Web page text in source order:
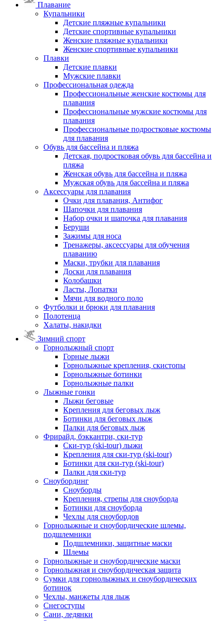
Плавание
Купальники
Детские пляжные купальники
Детские спортивные купальники
Женские пляжные купальники
Женские спортивные купальники
Плавки
Детские плавки
Мужские плавки
Профессиональная одежда
Профессиональные женские костюмы для
плавания
Профессиональные мужские костюмы для
плавания
Профессиональные подростковые костюмы
для плавания
Обувь для бассейна и пляжа
Детская, подростковая обувь для бассейна и
пляжа
Женская обувь для бассейна и пляжа
Мужская обувь для бассейна и пляжа
Аксессуары для плавания
Очки для плавания, Антифог
Шапочки для плавания
Набор очки и шапочка для плавания
Беруши
Зажимы для носа
Тренажеры, аксессуары для обучения
плаванию
Маски, трубки для плавания
Доски для плавания
Колобашки
Ласты, Лопатки
Мячи для водного поло
Футболки и брюки для плавания
Полотенца
Халаты, накидки
Зимний спорт
Горнолыжный спорт
Горные лыжи
Горнолыжные крепления, скистопы
Горнолыжные ботинки
Горнолыжные палки
Лыжные гонки
Лыжи беговые
Крепления для беговых лыж
Ботинки для беговых лыж
Палки для беговых лыж
Фрирайд, бэккантри, ски-тур
Ски-тур (ski-tour) лыжи
Крепления для ски-тур (ski-tour)
Ботинки для ски-тур (ski-tour)
Палки для ски-тур
Сноубординг
Сноуборды
Крепления, стрепы для сноуборда
Ботинки для сноуборда
Чехлы для сноубордов
Горнолыжные и сноубордические шлемы,
подшлемники
Подшлемники, защитные маски
Шлемы
Горнолыжные и сноубордические маски
Горнолыжная и сноубордическая защита
Сумки для горнолыжных и сноубордических
ботинок
Чехлы, манжеты для лыж
Снегоступы
Сани, ледянки